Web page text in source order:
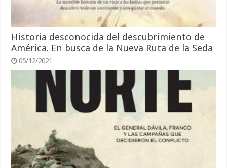
Historia desconocida del descubrimiento de
América. En busca de la Nueva Ruta de la Seda
05/12/2021